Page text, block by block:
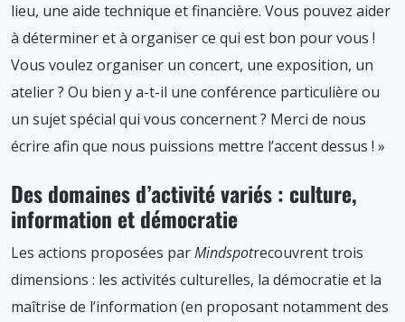
lieu, une aide technique et financière. Vous pouvez aider
à déterminer et à organiser ce qui est bon pour vous !
Vous voulez organiser un concert, une exposition, un
atelier ? Ou bien y a-t-il une conférence particulière ou
un sujet spécial qui vous concernent ? Merci de nous
écrire afin que nous puissions mettre l’accent dessus ! »
Des domaines d’activité variés : culture,
information et démocratie
Les actions proposées parMindspotrecouvrent trois
dimensions : les activités culturelles, la démocratie et la
maîtrise de l’information (en proposant notamment des